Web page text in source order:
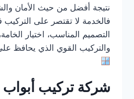
نتيجة أفضل من حيث الأمان
فالخدمة لا تقتصر على
التصميم المناسب، اختيار
والتركيب القوي الذي يحافظ
شركة تركيب